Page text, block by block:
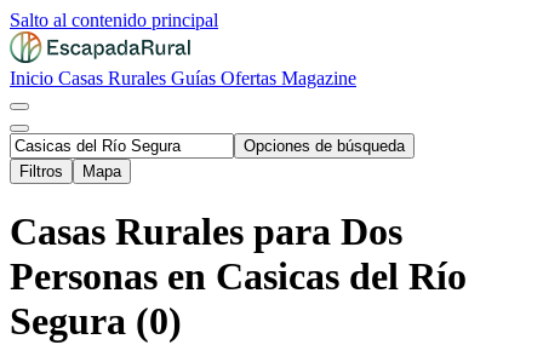
Salto al contenido principal
Inicio Casas Rurales Guías Ofertas Magazine
Opciones de búsqueda
Filtros
Mapa
Casas Rurales para Dos
Personas en Casicas del Río
Segura (0)